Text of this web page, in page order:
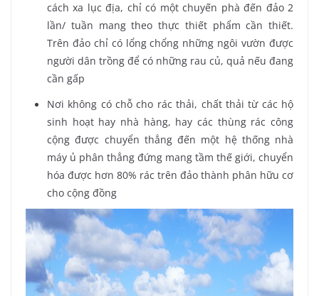
cách xa lục địa, chỉ có một chuyến phà đến đảo 2
lần/ tuần mang theo thực thiết phẩm cần thiết.
Trên đảo chỉ có lổng chổng những ngôi vườn được
người dân trồng để có những rau củ, quả nếu đang
cần gấp
Nơi không có chỗ cho rác thải, chất thải từ các hộ
sinh hoạt hay nhà hàng, hay các thùng rác công
cộng được chuyển thẳng đến một hệ thống nhà
máy ủ phân thẳng đứng mang tầm thế giới, chuyển
hóa được hơn 80% rác trên đảo thành phân hữu cơ
cho cộng đồng